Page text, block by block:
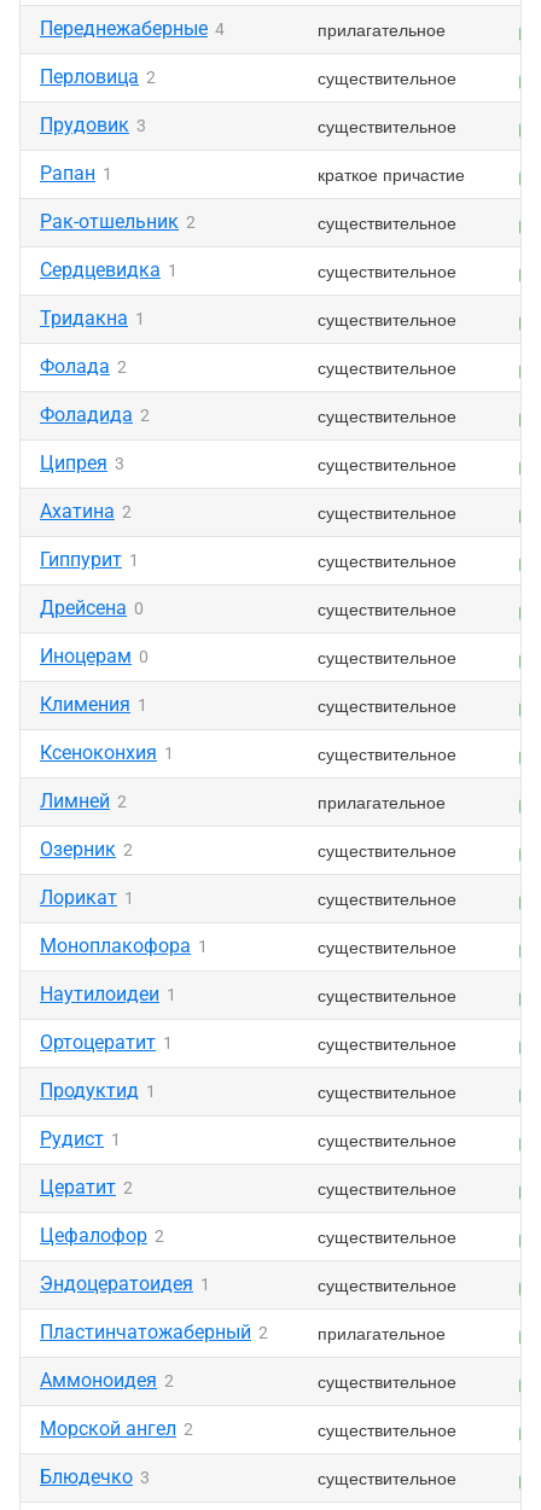
Переднежаберные 4 прилагательное
Перловица 2 существительное
Прудовик 3 существительное
Рапан 1 краткое причастие
Рак-отшельник 2 существительное
Сердцевидка 1 существительное
Тридакна 1 существительное
Фолада 2 существительное
Фоладида 2 существительное
Ципрея 3 существительное
Ахатина 2 существительное
Гиппурит 1 существительное
Дрейсена 0 существительное
Иноцерам 0 существительное
Климения 1 существительное
Ксеноконхия 1 существительное
Лимней 2 прилагательное
Озерник 2 существительное
Лорикат 1 существительное
Моноплакофора 1 существительное
Наутилоидеи 1 существительное
Ортоцератит 1 существительное
Продуктид 1 существительное
Рудист 1 существительное
Цератит 2 существительное
Цефалофор 2 существительное
Эндоцератоидея 1 существительное
Пластинчатожаберный 2 прилагательное
Аммоноидея 2 существительное
Морской ангел 2 существительное
Блюдечко 3 существительное